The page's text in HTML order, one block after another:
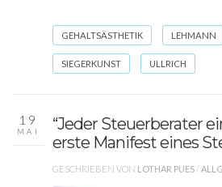
GEHALTSÄSTHETIK LEHMANN
SIEGERKUNST ULLRICH
19
MAI
“Jeder Steuerberater
erste Manifest eines
GESCHRIEBEN VON LOTHAR PUES /